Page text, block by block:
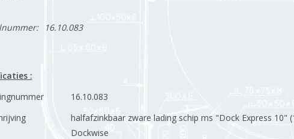
16.10.083
:
16.10.083
halfafzinkbaar zware lading schip ms "Dock Express 10"
Dockwise